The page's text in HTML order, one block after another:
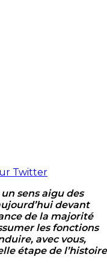
Twitter
sens aigu des
devant
de la majorité
les fonctions
avec vous,
étape de l’histoire